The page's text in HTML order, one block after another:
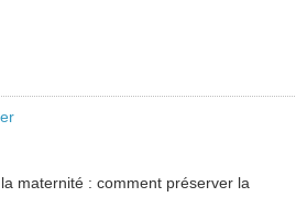
maternité : comment préserver la